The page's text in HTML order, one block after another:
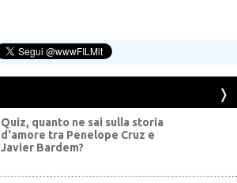
Quiz, quanto ne sai sulla storia
d'amore tra Penelope Cruz e
Javier Bardem?